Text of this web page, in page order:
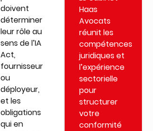
doivent
déterminer
leur rôle au
sens de l’IA
Act,
fournisseur
ou
déployeur,
et les
obligations
qui en
Haas
Avocats
réunit les
compétences
juridiques et
l’expérience
sectorielle
pour
structurer
votre
conformité